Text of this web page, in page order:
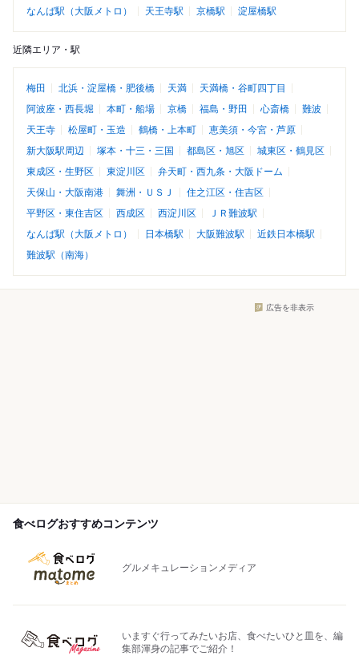
なんば駅（大阪メトロ）
天王寺駅 京橋駅 淀屋橋駅
近隣エリア・駅
梅田 北浜・淀屋橋・肥後橋 天満
天満橋・谷町四丁目
阿波座・西長堀
本町・船場 京橋 福島・野田 心斎橋
難波
天王寺
松屋町・玉造 鶴橋・上本町
恵美須・今宮・芦原
新大阪駅周辺
塚本・十三・三国 都島区・旭区
城東区・鶴見区
東成区・生野区
東淀川区
弁天町・西九条・大阪ドーム
天保山・大阪南港
舞洲・ＵＳＪ
住之江区・住吉区
平野区・東住吉区
西成区 西淀川区
ＪＲ難波駅
なんば駅（大阪メトロ）
日本橋駅 大阪難波駅
近鉄日本橋駅
難波駅（南海）
広告を非表示
食べログおすすめコンテンツ
グルメキュレーションメディア
いますぐ行ってみたいお店、食べたいひと皿を、編
集部渾身の記事でご紹介！